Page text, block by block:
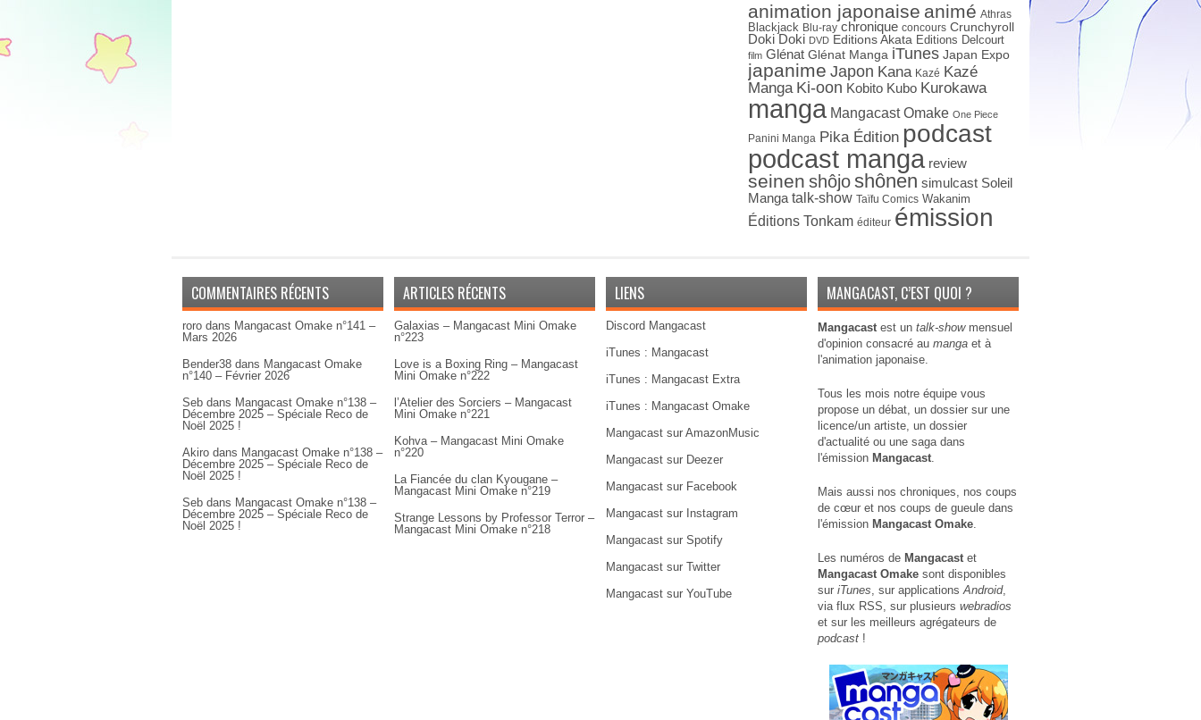
animation japonaise animé Athras
Blackjack Blu-ray chronique concours Crunchyroll
Doki Doki DVD Editions Akata Editions Delcourt
film Glénat Glénat Manga iTunes Japan Expo
japanime Japon Kana Kazé Kazé
Manga Ki-oon Kobito Kubo Kurokawa
manga Mangacast Omake One Piece
Panini Manga Pika Édition podcast
podcast manga review
seinen shôjoshônen simulcast Soleil
Manga talk-show Taïfu Comics Wakanim
Éditions Tonkam éditeur émission
COMMENTAIRES RÉCENTS
roro dans Mangacast Omake n°141 –
Mars 2026
Bender38 dans Mangacast Omake
n°140 – Février 2026
Seb dans Mangacast Omake n°138 –
Décembre 2025 – Spéciale Reco de
Noël 2025 !
Akiro dans Mangacast Omake n°138 –
Décembre 2025 – Spéciale Reco de
Noël 2025 !
Seb dans Mangacast Omake n°138 –
Décembre 2025 – Spéciale Reco de
Noël 2025 !
ARTICLES RÉCENTS
Galaxias – Mangacast Mini Omake
n°223
Love is a Boxing Ring – Mangacast
Mini Omake n°222
l’Atelier des Sorciers – Mangacast
Mini Omake n°221
Kohva – Mangacast Mini Omake
n°220
La Fiancée du clan Kyougane –
Mangacast Mini Omake n°219
Strange Lessons by Professor Terror –
Mangacast Mini Omake n°218
LIENS
Discord Mangacast
iTunes : Mangacast
iTunes : Mangacast Extra
iTunes : Mangacast Omake
Mangacast sur AmazonMusic
Mangacast sur Deezer
Mangacast sur Facebook
Mangacast sur Instagram
Mangacast sur Spotify
Mangacast sur Twitter
Mangacast sur YouTube
MANGACAST, C’EST QUOI ?
Mangacastest un talk-showmensuel
d'opinion consacré au manga et à
l'animation japonaise.
Tous les mois notre équipe vous
propose un débat, un dossier sur une
licence/un artiste, un dossier
d'actualité ou une saga dans
l'émission Mangacast.
Mais aussi nos chroniques, nos coups
de cœur et nos coups de gueule dans
l'émission Mangacast Omake.
Les numéros de Mangacastet
Mangacast Omake sont disponibles
sur iTunes, sur applicationsAndroid,
via flux RSS, sur plusieurs webradios
et sur les meilleurs agrégateurs de
podcast !